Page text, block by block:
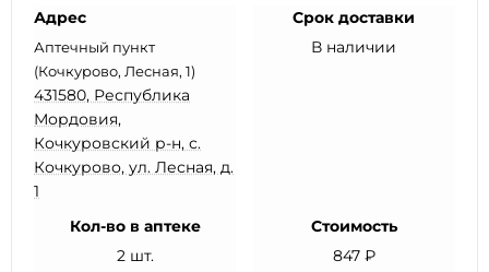
Адрес
Аптечный пункт
(Кочкурово, Лесная, 1)
431580, Республика
Мордовия,
Кочкуровский р-н, с.
Кочкурово, ул. Лесная, д.
1
Срок доставки
В наличии
Кол-во в аптеке
2 шт.
Стоимость
847 ₽